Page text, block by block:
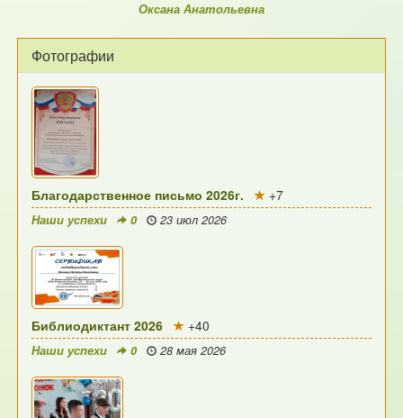
Оксана Анатольевна
Фотографии
Благодарственное письмо 2026г. +7
Наши успехи 0 23 июл 2026
Библиодиктант 2026 +40
Наши успехи 0 28 мая 2026